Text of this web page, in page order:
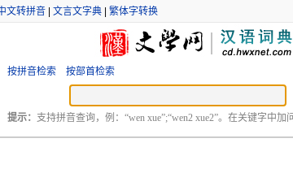
文转拼音| 文言文字典| 繁体字转换
按拼音检索 按部首检索
提示： 支持拼音查询，例：“wen xue”;“wen2 xue2”。在关键字中加